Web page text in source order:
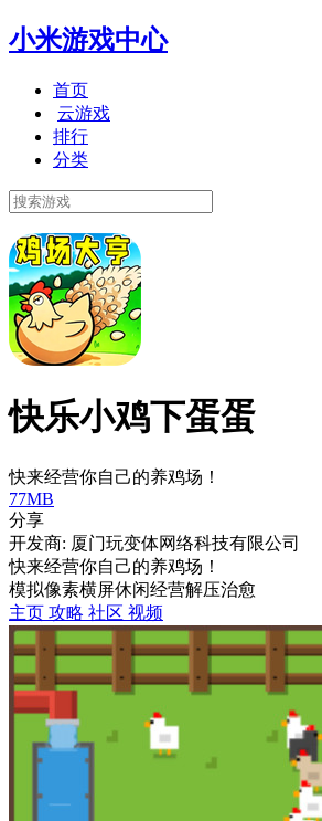
小米游戏中心
首页
云游戏
排行
分类
快乐小鸡下蛋蛋
快来经营你自己的养鸡场！
77MB
分享
开发商: 厦门玩变体网络科技有限公司
快来经营你自己的养鸡场！
模拟像素横屏休闲经营解压治愈
主页 攻略 社区 视频